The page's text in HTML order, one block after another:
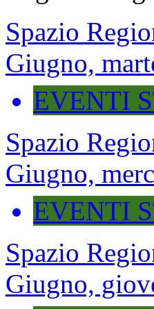
Spazio
Giugno,
EVENTI
Spazio
Giugno,
EVENTI
Spazio
Giugno,